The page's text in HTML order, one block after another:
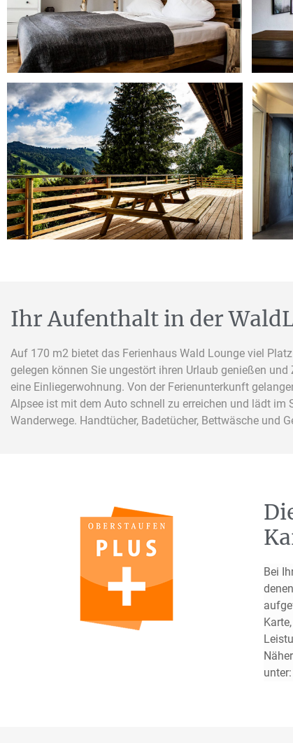
Ihr Aufenthalt in der
Auf 170 m2 bietet das Ferienhaus Wald Lounge viel
gelegen können Sie ungestört ihren Urlaub genießen
eine Einliegerwohnung. Von der Ferienunterkunft
Alpsee ist mit dem Auto schnell zu erreichen und lädt
Wanderwege. Handtücher, Badetücher, Bettwäsche und
Bei